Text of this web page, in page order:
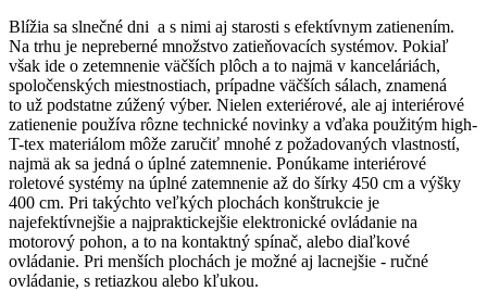
Blížia sa slnečné dni a s nimi aj starosti s efektívnym zatienením.
Na trhu je nepreberné množstvo zatieňovacích systémov. Pokiaľ
však ide o zetemnenie väčších plôch a to najmä v kanceláriách,
spoločenských miestnostiach, prípadne väčších sálach, znamená
to už podstatne zúžený výber. Nielen exteriérové, ale aj interiérové
zatienenie používa rôzne technické novinky a vďaka použitým high-
T-tex materiálom môže zaručiť mnohé z požadovaných vlastností,
najmä ak sa jedná o úplné zatemnenie. Ponúkame interiérové
roletové systémy na úplné zatemnenie až do šírky 450 cm a výšky
400 cm. Pri takýchto veľkých plochách konštrukcie je
najefektívnejšie a najpraktickejšie elektronické ovládanie na
motorový pohon, a to na kontaktný spínač, alebo diaľkové
ovládanie. Pri menších plochách je možné aj lacnejšie - ručné
ovládanie, s retiazkou alebo kľukou.